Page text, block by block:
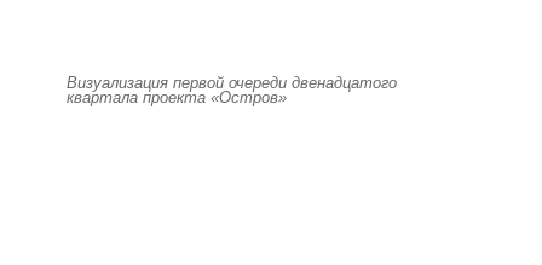
Визуализация первой очереди двенадцатого
квартала проекта «Остров»